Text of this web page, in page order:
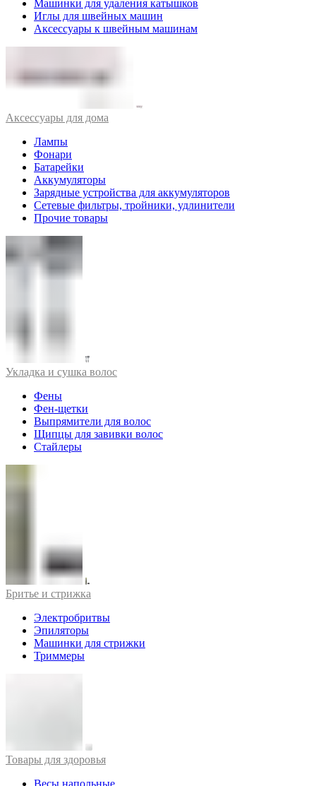
Машинки для удаления катышков
Иглы для швейных машин
Аксессуары к швейным машинам
Аксессуары для дома
Лампы
Фонари
Батарейки
Аккумуляторы
Зарядные устройства для аккумуляторов
Сетевые фильтры, тройники, удлинители
Прочие товары
Укладка и сушка волос
Фены
Фен-щетки
Выпрямители для волос
Щипцы для завивки волос
Стайлеры
Бритье и стрижка
Электробритвы
Эпиляторы
Машинки для стрижки
Триммеры
Товары для здоровья
Весы напольные